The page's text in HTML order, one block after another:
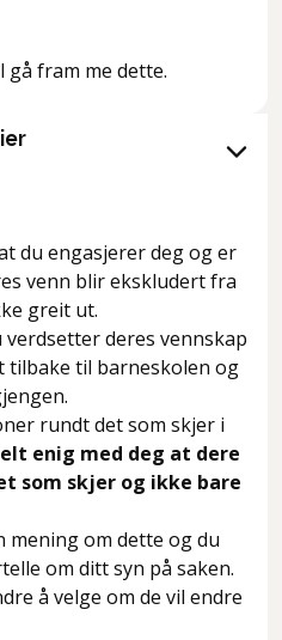
gå fram me dette.
du engasjerer deg og er
venn blir ekskludert fra
greit ut.
deres vennskap
tilbake til barneskolen og
rundt det som skjer i
enig med deg at dere
som skjer og ikke bare
mening om dette og du
om ditt syn på saken.
å velge om de vil endre